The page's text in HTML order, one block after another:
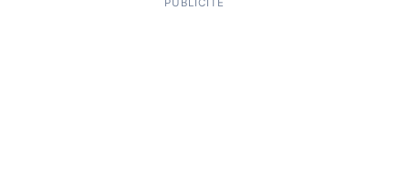
PUBLICITÉ